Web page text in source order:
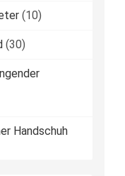
(10)
(30)
Handschuh